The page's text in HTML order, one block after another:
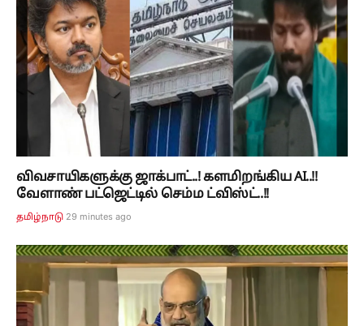
விவசாயிகளுக்கு ஜாக்பாட்..! களமிறங்கிய AI..!!
வேளாண் பட்ஜெட்டில் செம்ம ட்விஸ்ட்..!!
தமிழ்நாடு 29 minutes ago